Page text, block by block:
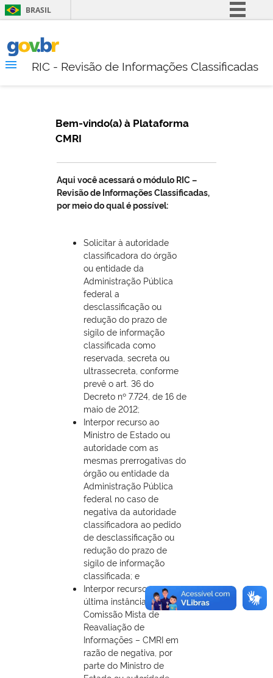
BRASIL
Participe
Canais
RIC - Revisão de Informações Classificadas
Bem-vindo(a) à Plataforma
CMRI
Aqui você acessará o módulo RIC –
Revisão de Informações Classificadas,
por meio do qual é possível:
Solicitar à autoridade
classificadora do órgão
ou entidade da
Administração Pública
federal a
desclassificação ou
redução do prazo de
sigilo de informação
classificada como
reservada, secreta ou
ultrassecreta, conforme
prevê o art. 36 do
Decreto nº 7.724, de 16 de
maio de 2012;
Interpor recurso ao
Ministro de Estado ou
autoridade com as
mesmas prerrogativas do
órgão ou entidade da
Administração Pública
federal no caso de
negativa da autoridade
classificadora ao pedido
de desclassificação ou
redução do prazo de
sigilo de informação
classificada; e
Interpor recurso, em
última instância, à
Comissão Mista de
Reavaliação de
Informações – CMRI em
razão de negativa, por
parte do Ministro de